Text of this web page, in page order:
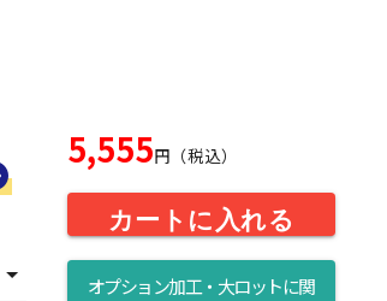
5,555円（税込）
カートに入れる
オプション加工・大ロットに関